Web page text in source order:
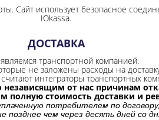
Сайт использует безопасное
Юkassa.
ДОСТАВКА
транспортной компанией.
не заложены расходы на
считают интеграторы транспортных
от нас причинам
стоимость доставки и
потребителем по
чем через десять дней со